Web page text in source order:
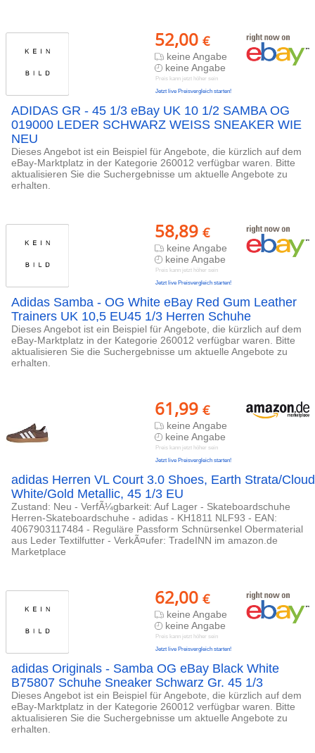
52,00 €
keine Angabe
keine Angabe
Preis kann jetzt höher sein
Jetzt live Preisvergleich starten!
ADIDAS GR - 45 1/3 eBay UK 10 1/2 SAMBA OG
019000 LEDER SCHWARZ WEISS SNEAKER WIE
NEU
Dieses Angebot ist ein Beispiel für Angebote, die kürzlich auf dem
eBay-Marktplatz in der Kategorie 260012 verfügbar waren. Bitte
aktualisieren Sie die Suchergebnisse um aktuelle Angebote zu
erhalten.
58,89 €
keine Angabe
keine Angabe
Preis kann jetzt höher sein
Jetzt live Preisvergleich starten!
Adidas Samba - OG White eBay Red Gum Leather
Trainers UK 10,5 EU45 1/3 Herren Schuhe
Dieses Angebot ist ein Beispiel für Angebote, die kürzlich auf dem
eBay-Marktplatz in der Kategorie 260012 verfügbar waren. Bitte
aktualisieren Sie die Suchergebnisse um aktuelle Angebote zu
erhalten.
61,99 €
keine Angabe
keine Angabe
Preis kann jetzt höher sein
Jetzt live Preisvergleich starten!
adidas Herren VL Court 3.0 Shoes, Earth Strata/Cloud
White/Gold Metallic, 45 1/3 EU
Zustand: Neu - VerfÃ¼gbarkeit: Auf Lager - Skateboardschuhe
Herren-Skateboardschuhe - adidas - KH1811 NLF93 - EAN:
4067903117484 - Reguläre Passform Schnürsenkel Obermaterial
aus Leder Textilfutter - VerkÃ¤ufer: TradeINN im amazon.de
Marketplace
62,00 €
keine Angabe
keine Angabe
Preis kann jetzt höher sein
Jetzt live Preisvergleich starten!
adidas Originals - Samba OG eBay Black White
B75807 Schuhe Sneaker Schwarz Gr. 45 1/3
Dieses Angebot ist ein Beispiel für Angebote, die kürzlich auf dem
eBay-Marktplatz in der Kategorie 260012 verfügbar waren. Bitte
aktualisieren Sie die Suchergebnisse um aktuelle Angebote zu
erhalten.